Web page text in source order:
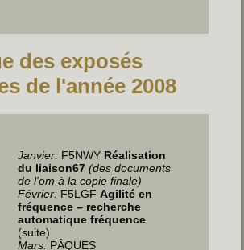
des exposés
de l'année 2008
Janvier: F5NWY Réalisation
du liaison67(des documents
de l'om à la copie finale)
Février: F5LGFAgilité en
fréquence – recherche
automatique fréquence
(suite)
Mars: PÂQUES